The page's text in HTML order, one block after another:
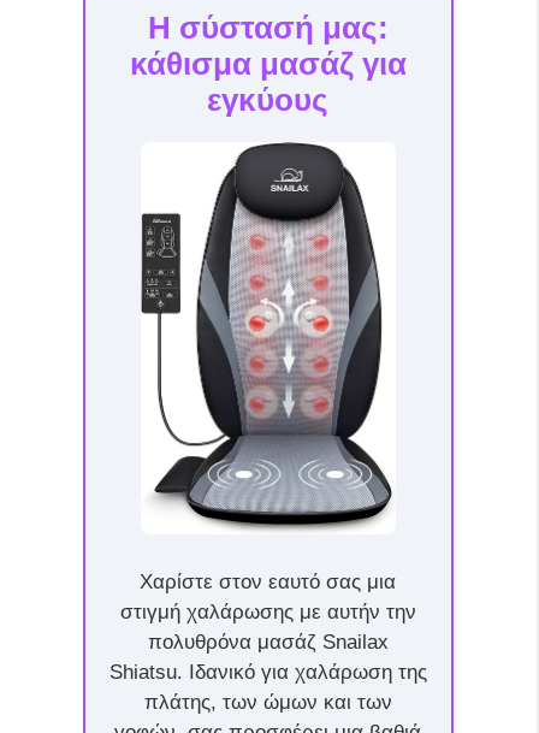
Η σύστασή μας:
κάθισμα μασάζ για
εγκύους
Χαρίστε στον εαυτό σας μια
στιγμή χαλάρωσης με αυτήν την
πολυθρόνα μασάζ Snailax
Shiatsu. Ιδανικό για χαλάρωση της
πλάτης, των ώμων και των